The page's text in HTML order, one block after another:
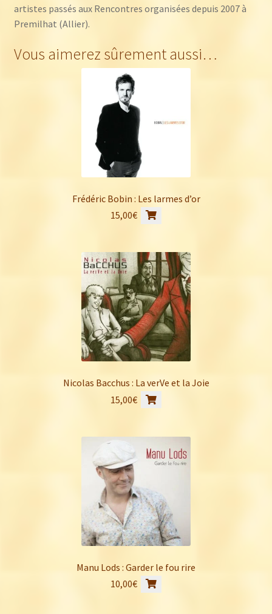
artistes passés aux Rencontres organisées depuis 2007 à
Premilhat (Allier).
Vous aimerez sûrement aussi…
Frédéric Bobin : Les larmes d’or
15,00€
Nicolas Bacchus : La verVe et la Joie
15,00€
Manu Lods : Garder le fou rire
10,00€